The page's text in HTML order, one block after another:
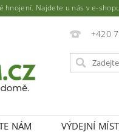
Najdete u nás v e-
+420
NÁM VÝDEJNÍ